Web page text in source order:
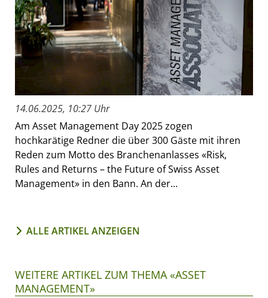
14.06.2025, 10:27 Uhr
Am Asset Management Day 2025 zogen
hochkarätige Redner die über 300 Gäste mit ihren
Reden zum Motto des Branchenanlasses «Risk,
Rules and Returns – the Future of Swiss Asset
Management» in den Bann. An der...
ALLE ARTIKEL ANZEIGEN
WEITERE ARTIKEL ZUM THEMA «ASSET
MANAGEMENT»